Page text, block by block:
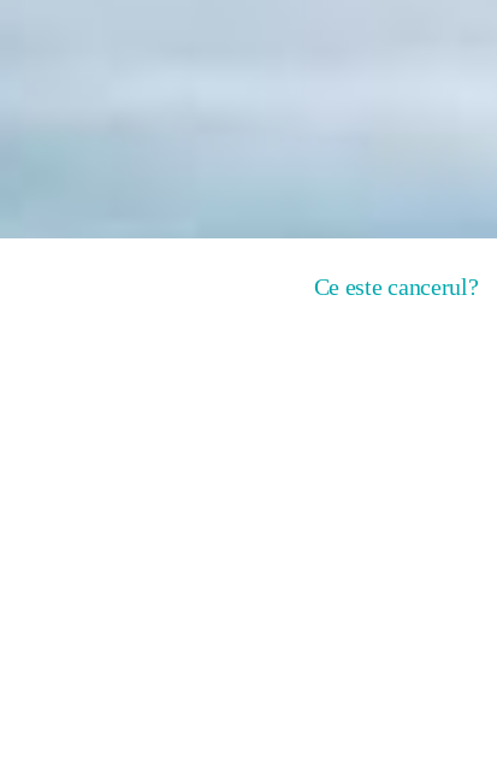
Ce este cancerul?